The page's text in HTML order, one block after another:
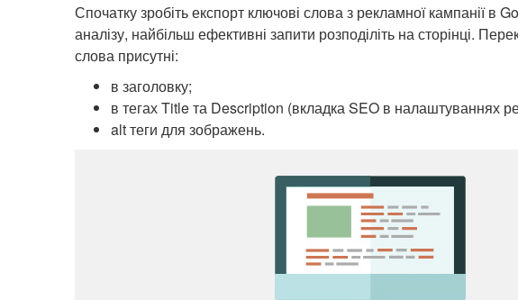
Спочатку зробіть експорт ключові слова з рекламної кампанії в
аналізу, найбільш ефективні запити розподіліть на сторінці.
слова присутні:
в заголовку;
в тегах Title та Description (вкладка SEO в налаштуваннях
alt теги для зображень.